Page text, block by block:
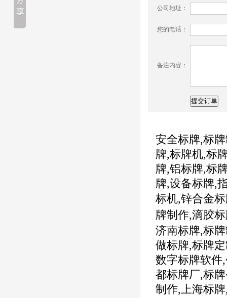
公司地址：
您的电话：
备注内容：
安全标牌,标
牌,标牌机,标
牌,铝标牌,标
牌,设备标牌,
标机,锌合金
牌制作,滴胶
济南标牌,标
做标牌,标牌
数字标牌软件,
都标牌厂,标
制作,上海标